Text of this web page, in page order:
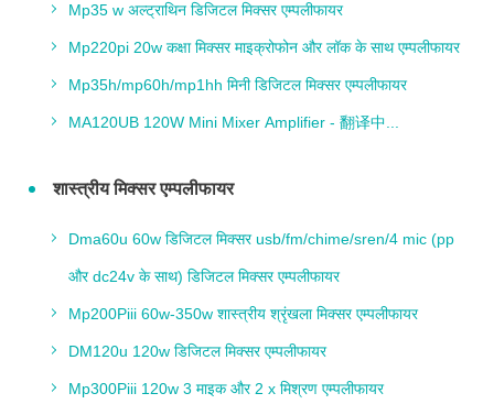
Mp35 w अल्ट्राथिन डिजिटल मिक्सर एम्पलीफायर
Mp220pi 20w कक्षा मिक्सर माइक्रोफोन और लॉक के साथ एम्पलीफायर
Mp35h/mp60h/mp1hh मिनी डिजिटल मिक्सर एम्पलीफायर
MA120UB 120W Mini Mixer Amplifier - 翻译中...
शास्त्रीय मिक्सर एम्पलीफायर
Dma60u 60w डिजिटल मिक्सर usb/fm/chime/sren/4 mic (pp
और dc24v के साथ) डिजिटल मिक्सर एम्पलीफायर
Mp200Piii 60w-350w शास्त्रीय श्रृंखला मिक्सर एम्पलीफायर
DM120u 120w डिजिटल मिक्सर एम्पलीफायर
Mp300Piii 120w 3 माइक और 2 x मिश्रण एम्पलीफायर